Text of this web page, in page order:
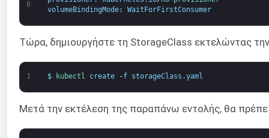
6
volumeBindingMode: WaitForFirstConsumer
Τώρα, δημιουργήστε τη StorageClass εκτελώντας
1 $ kubectl create -f storageClass .yaml
Μετά την εκτέλεση της παραπάνω εντολής, θα